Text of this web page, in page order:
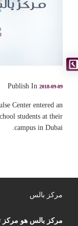
Publish In 2018-09-09
Center entered an
students at their
campus in Dubai.
مركز بالس
مركز بالس هو مركز